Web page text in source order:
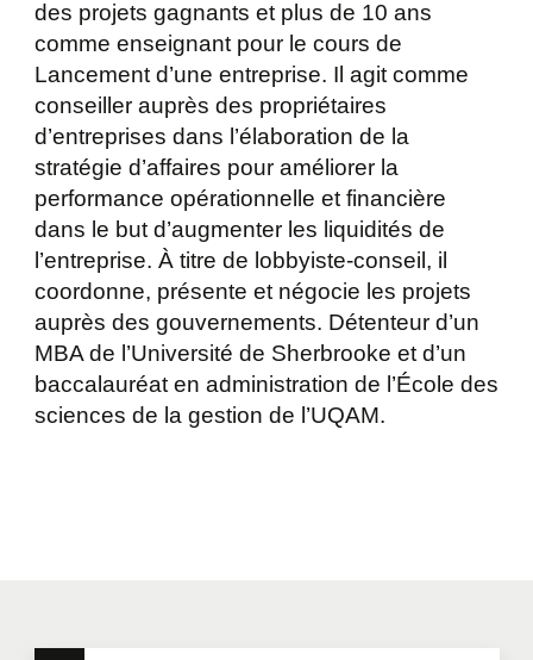
des projets gagnants et plus de 10 ans
comme enseignant pour le cours de
Lancement d’une entreprise. Il agit comme
conseiller auprès des propriétaires
d’entreprises dans l’élaboration de la
stratégie d’affaires pour améliorer la
performance opérationnelle et financière
dans le but d’augmenter les liquidités de
l’entreprise. À titre de lobbyiste-conseil, il
coordonne, présente et négocie les projets
auprès des gouvernements. Détenteur d’un
MBA de l’Université de Sherbrooke et d’un
baccalauréat en administration de l’École des
sciences de la gestion de l’UQAM.